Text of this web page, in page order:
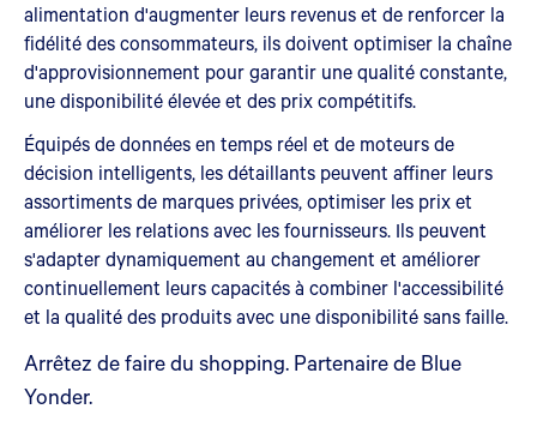
alimentation d'augmenter leurs revenus et de renforcer la
fidélité des consommateurs, ils doivent optimiser la chaîne
d'approvisionnement pour garantir une qualité constante,
une disponibilité élevée et des prix compétitifs.
Équipés de données en temps réel et de moteurs de
décision intelligents, les détaillants peuvent affiner leurs
assortiments de marques privées, optimiser les prix et
améliorer les relations avec les fournisseurs. Ils peuvent
s'adapter dynamiquement au changement et améliorer
continuellement leurs capacités à combiner l'accessibilité
et la qualité des produits avec une disponibilité sans faille.
Arrêtez de faire du shopping. Partenaire de Blue
Yonder.